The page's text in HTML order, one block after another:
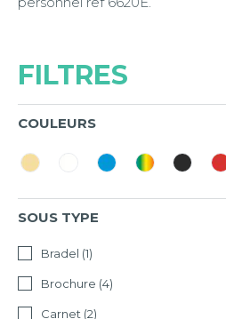
FILTRES
COULEURS
SOUS TYPE
Bradel (1)
Brochure (4)
Carnet (2)